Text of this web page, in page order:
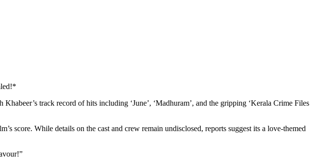
track record of hits including ‘June’, ‘Madhuram’, and the gripping ‘Kerala Crime Files
score. While details on the cast and crew remain undisclosed, reports suggest its a love-themed